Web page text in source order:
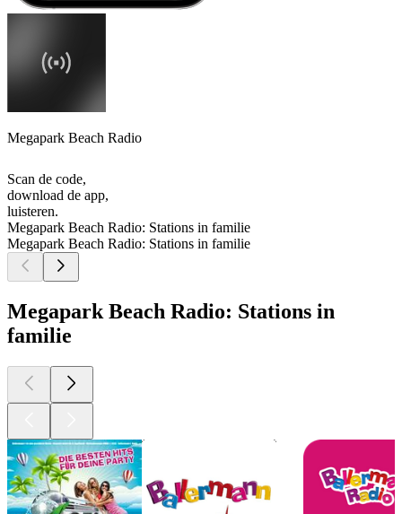
Megapark Beach Radio
Scan de code,
download de app,
luisteren.
Megapark Beach Radio: Stations in familie
Megapark Beach Radio: Stations in familie
Megapark Beach Radio: Stations in
familie